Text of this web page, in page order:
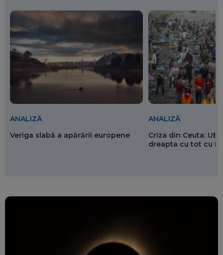
ANALIZĂ
Veriga slabă a apărării europene
ANALIZĂ
Criza din Ceuta: UE
dreapta cu tot cu